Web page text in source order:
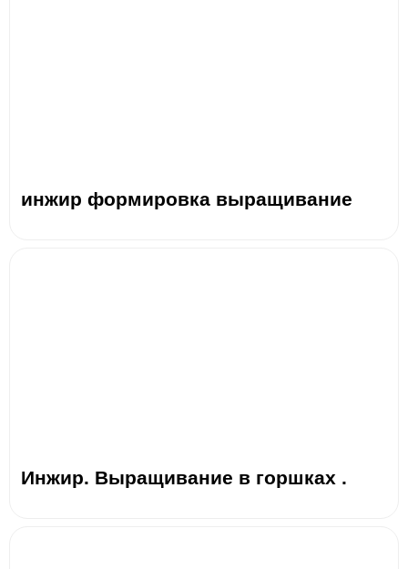
инжир формировка выращивание
Инжир. Выращивание в горшках .